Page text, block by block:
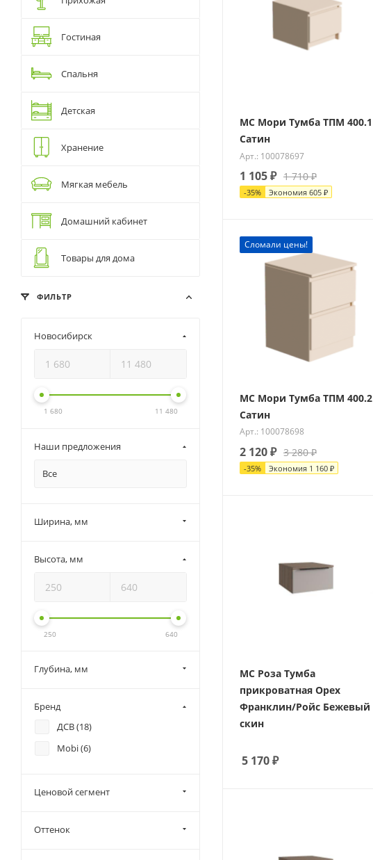
МС Мори Тумба ТПМ 400.1
Сатин
Арт.: 100078697
1 105₽ 1 710₽
-35% Экономия 605 ₽
Сломали цены!
МС Мори Тумба ТПМ 400.2
Сатин
Арт.: 100078698
2 120₽ 3 280₽
-35% Экономия 1 160 ₽
МС Роза Тумба
прикроватная Орех
Франклин/Ройс Бежевый
скин
5 170₽
Гостиная
Спальня
Детская
Хранение
Мягкая мебель
Домашний кабинет
Товары для дома
ФИЛЬТР
Новосибирск
1 680 11 480
Наши предложения
Все
Ширина, мм
Высота, мм
250 640
Глубина, мм
Бренд
ДСВ (18)
Mobi (6)
Ценовой сегмент
Оттенок